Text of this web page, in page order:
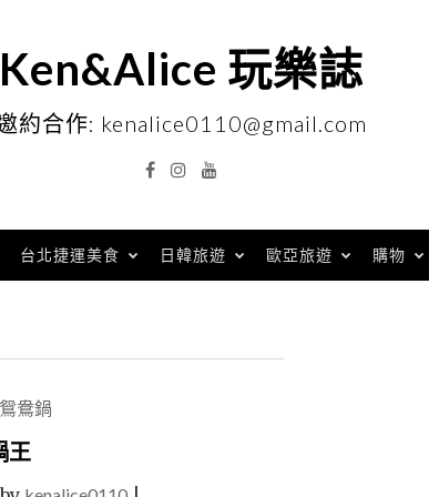
Ken&Alice 玩樂誌
約合作: kenalice0110@gmail.com
FacebookInstagramYouTube
台北捷運美食 日韓旅遊 歐亞旅遊 購物
鴛鴦鍋
王